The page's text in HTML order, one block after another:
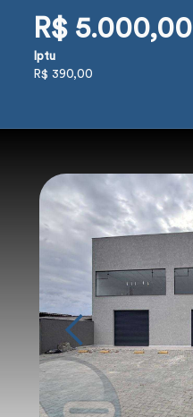
R$ 5.000,00
Iptu
R$ 390,00